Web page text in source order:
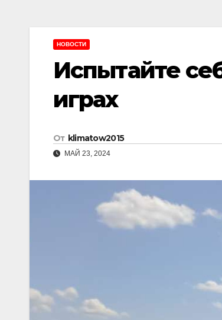
НОВОСТИ
Испытайте
играх
От klimatow2015
МАЙ 23, 2024